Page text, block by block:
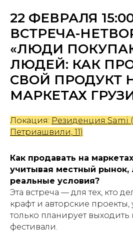
22 ФЕВРАЛЯ
ВСТРЕЧА-
«ЛЮДИ
ЛЮДЕЙ: КАК
СВОЙ ПРОДУКТ
МАРКЕТАХ
Локация: Резиденция Sami
Петриашвили, 11)
Как продавать на
учитывая местный рынок,
реальные условия?
Эта встреча — для тех, кто
крафт и авторские проекты,
только планирует выходить
фестивали.